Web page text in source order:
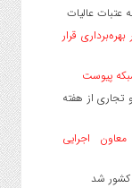
قرار
از هفته
اجرایی
کشور شد